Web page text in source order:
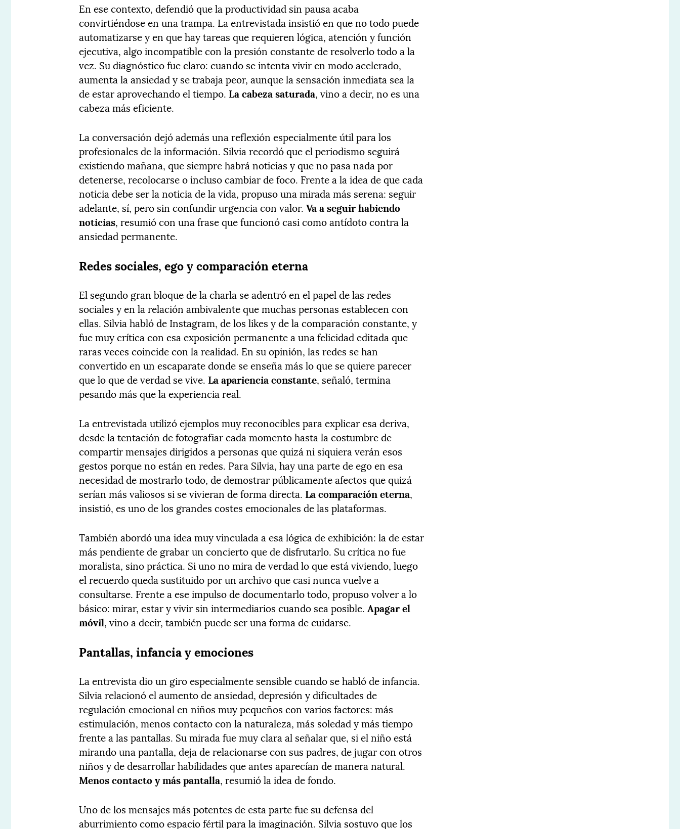
En ese contexto, defendió que la productividad sin pausa acaba
convirtiéndose en una trampa. La entrevistada insistió en que no todo puede
automatizarse y en que hay tareas que requieren lógica, atención y función
ejecutiva, algo incompatible con la presión constante de resolverlo todo a la
vez. Su diagnóstico fue claro: cuando se intenta vivir en modo acelerado,
aumenta la ansiedad y se trabaja peor, aunque la sensación inmediata sea la
de estar aprovechando el tiempo. La cabeza saturada, vino a decir, no es una
cabeza más eficiente.
La conversación dejó además una reflexión especialmente útil para los
profesionales de la información. Silvia recordó que el periodismo seguirá
existiendo mañana, que siempre habrá noticias y que no pasa nada por
detenerse, recolocarse o incluso cambiar de foco. Frente a la idea de que cada
noticia debe ser la noticia de la vida, propuso una mirada más serena: seguir
adelante, sí, pero sin confundir urgencia con valor.Va a seguir habiendo
noticias, resumió con una frase que funcionó casi como antídoto contra la
ansiedad permanente.
Redes sociales, ego y comparación eterna
El segundo gran bloque de la charla se adentró en el papel de las redes
sociales y en la relación ambivalente que muchas personas establecen con
ellas. Silvia habló de Instagram, de los likes y de la comparación constante, y
fue muy crítica con esa exposición permanente a una felicidad editada que
raras veces coincide con la realidad. En su opinión, las redes se han
convertido en un escaparate donde se enseña más lo que se quiere parecer
que lo que de verdad se vive. La apariencia constante, señaló, termina
pesando más que la experiencia real.
La entrevistada utilizó ejemplos muy reconocibles para explicar esa deriva,
desde la tentación de fotografiar cada momento hasta la costumbre de
compartir mensajes dirigidos a personas que quizá ni siquiera verán esos
gestos porque no están en redes. Para Silvia, hay una parte de ego en esa
necesidad de mostrarlo todo, de demostrar públicamente afectos que quizá
serían más valiosos si se vivieran de forma directa. La comparación eterna,
insistió, es uno de los grandes costes emocionales de las plataformas.
También abordó una idea muy vinculada a esa lógica de exhibición: la de estar
más pendiente de grabar un concierto que de disfrutarlo. Su crítica no fue
moralista, sino práctica. Si uno no mira de verdad lo que está viviendo, luego
el recuerdo queda sustituido por un archivo que casi nunca vuelve a
consultarse. Frente a ese impulso de documentarlo todo, propuso volver a lo
básico: mirar, estar y vivir sin intermediarios cuando sea posible.Apagar el
móvil, vino a decir, también puede ser una forma de cuidarse.
Pantallas, infancia y emociones
La entrevista dio un giro especialmente sensible cuando se habló de infancia.
Silvia relacionó el aumento de ansiedad, depresión y dificultades de
regulación emocional en niños muy pequeños con varios factores: más
estimulación, menos contacto con la naturaleza, más soledad y más tiempo
frente a las pantallas. Su mirada fue muy clara al señalar que, si el niño está
mirando una pantalla, deja de relacionarse con sus padres, de jugar con otros
niños y de desarrollar habilidades que antes aparecían de manera natural.
Menos contacto y más pantalla, resumió la idea de fondo.
Uno de los mensajes más potentes de esta parte fue su defensa del
aburrimiento como espacio fértil para la imaginación. Silvia sostuvo que los